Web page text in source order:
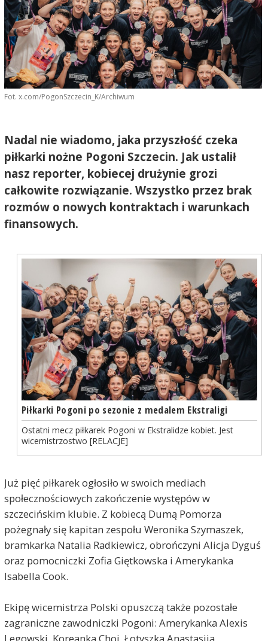
Fot. x.com/PogonSzczecin_K/Archiwum
Nadal nie wiadomo, jaka przyszłość czeka
piłkarki nożne Pogoni Szczecin. Jak ustalił
nasz reporter, kobiecej drużynie grozi
całkowite rozwiązanie. Wszystko przez brak
rozmów o nowych kontraktach i warunkach
finansowych.
Piłkarki Pogoni po sezonie z medalem Ekstraligi
Ostatni mecz piłkarek Pogoni w Ekstralidze kobiet. Jest
wicemistrzostwo [RELACJE]
Już pięć piłkarek ogłosiło w swoich mediach
społecznościowych zakończenie występów w
szczecińskim klubie. Z kobiecą Dumą Pomorza
pożegnały się kapitan zespołu Weronika Szymaszek,
bramkarka Natalia Radkiewicz, obrończyni Alicja Dyguś
oraz pomocniczki Zofia Giętkowska i Amerykanka
Isabella Cook.
Ekipę wicemistrza Polski opuszczą także pozostałe
zagraniczne zawodniczki Pogoni: Amerykanka Alexis
Legowski, Koreanka Choi, Łotyszka Anastasija